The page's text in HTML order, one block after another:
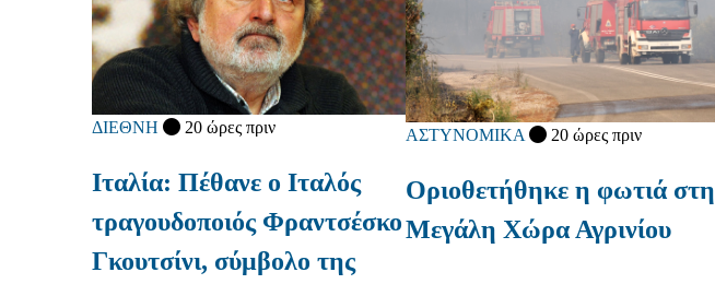
ΔΙΕΘΝΗ 20 ώρες πριν
Ιταλία: Πέθανε ο Ιταλός
τραγουδοποιός Φραντσέσκο
Γκουτσίνι, σύμβολο της
ΑΣΤΥΝΟΜΙΚΑ 20 ώρες πριν
Οριοθετήθηκε η φωτιά στη
Μεγάλη Χώρα Αγρινίου